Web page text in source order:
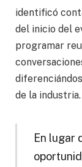
identificó
del inicio del
programar
de la industria.
En lugar